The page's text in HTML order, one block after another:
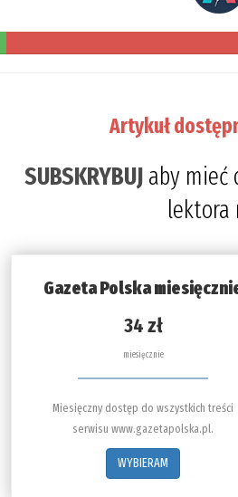
Artykuł
SUBSKRYBUJ aby mieć
lektora
Gazeta Polska
34 zł
miesięcznie
Miesięczny dostęp do wszystkich treści
serwisu www.gazetapolska.pl.
WYBIERAM